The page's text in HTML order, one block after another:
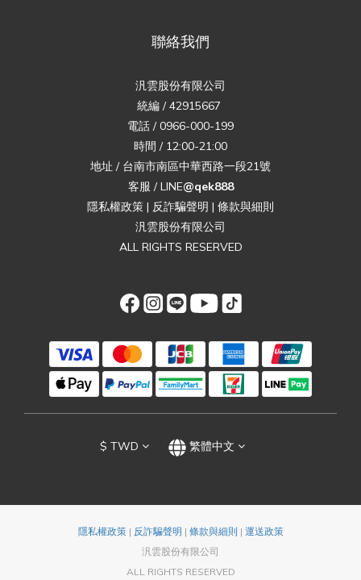
聯絡我們
汎雲股份有限公司
統編 / 42915667
電話 / 0966-000-199
時間 / 12:00-21:00
地址 / 台南市南區中華西路一段21號
客服 / LINE@qek888
隱私權政策 | 反詐騙聲明 | 條款與細則
汎雲股份有限公司
ALL RIGHTS RESERVED
$ TWD 繁體中文
隱私權政策| 反詐騙聲明 | 條款與細則 | 運送政策
汎雲股份有限公司
ALL RIGHTS RESERVED